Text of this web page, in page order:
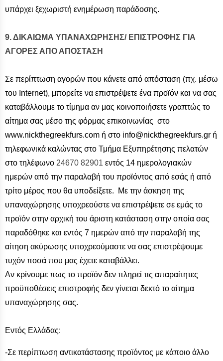
υπάρχει ξεχωριστή ενημέρωση παράδοσης.
9. ΔΙΚΑΙΩΜΑ ΥΠΑΝΑΧΩΡΗΣΗΣ/ ΕΠΙΣΤΡΟΦΗΣ ΓΙΑ
ΑΓΟΡΕΣ ΑΠΟ ΑΠΟΣΤΑΣΗ
Σε περίπτωση αγορών που κάνετε από απόσταση (πχ. μέσω
του Internet), μπορείτε να επιστρέψετε ένα προϊόν και να σας
καταβάλλουμε το τίμημα αν μας κοινοποιήσετε γραπτώς το
αίτημα σας μέσο της φόρμας επικοινωνίας στο
www.nickthegreekfurs.com ή στο info@nickthegreekfurs.gr ή
τηλεφωνικά καλώντας στο Τμήμα Εξυπηρέτησης πελατών
στο τηλέφωνο 24670 82901 εντός 14 ημερολογιακών
ημερών από την παραλαβή του προϊόντος από εσάς ή από
τρίτο μέρος που θα υποδείξετε. Με την άσκηση της
υπαναχώρησης υποχρεούστε να επιστρέψετε σε εμάς το
προϊόν στην αρχική του άριστη κατάσταση στην οποία σας
παραδόθηκε και εντός 7 ημερών από την παραλαβή της
αίτηση ακύρωσης υποχρεούμαστε να σας επιστρέψουμε
τυχόν ποσά που μας έχετε καταβάλλει.
Αν κρίνουμε πως το προϊόν δεν πληρεί τις απαραίτητες
προϋποθέσεις επιστροφής δεν γίνεται δεκτό το αίτημα
υπαναχώρησης σας.
Eντός Ελλάδας:
-Σε περίπτωση αντικατάστασης προϊόντος με κάποιο άλλο